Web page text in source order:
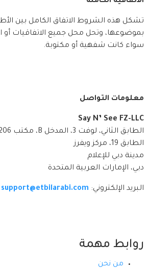
تشكل هذه الشروط الاتفاق الكامل بين
بموضوعها، وتحل محل جميع الاتفاقيات أو
سواء كانت شفهية أو مكتوبة.
معلومات التواصل
Say N’ See FZ-LLC
الطابق الثاني، لوفت 3، المدخل B، مكتب 206
الطابق 19، مركز ويفرز
مدينة دبي للإعلام
دبي، الإمارات العربية المتحدة
البريد الإلكتروني: support@etbilarabi.com
روابط مهمة
من نحن